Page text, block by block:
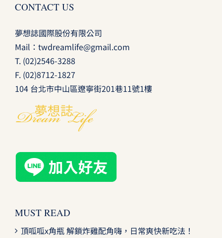
CONTACT US
夢想誌國際股份有限公司
Mail： twdreamlife@gmail.com
T. (02)2546-3288
F. (02)8712-1827
104 台北市中山區遼寧街201巷11號1樓
MUST READ
頂呱呱x角瓶 解鎖炸雞配角嗨，日常爽快新吃法！